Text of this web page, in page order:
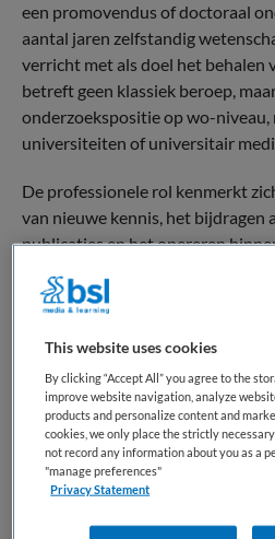
een promovendus of doctoraal
aantal jaren zelfstandig
verricht met als doel het behalen
betreft geen klassiek beroep,
onderzoekspositie op wo-niveau,
universiteiten of universitair
De professionele rol kenmerkt
van nieuwe kennis, het bijdragen
publicaties en het opereren
richt een PhD-traject zich vaak
verbeteren van behandelingen,
beleidsvorming.
In het Nederlandse
belangrijke positie in als schakel
praktijk. Door het genereren van
deze rol innovatie en
Daarmee levert de promovendus
This website uses cookies
By clicking “Accept All” you agree to the
improve website navigation, analyze
products and personalize content and
cookies, we only place the strictly
not record any information about you as a
"manage preferences"
Privacy Statement